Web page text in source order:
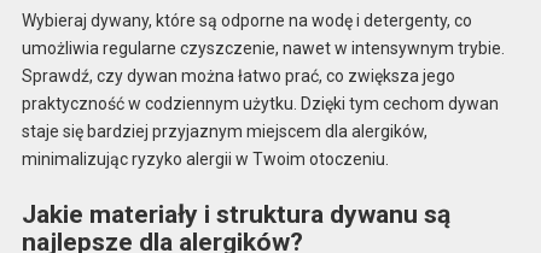
Wybieraj dywany, które są odporne na wodę i detergenty, co
umożliwia regularne czyszczenie, nawet w intensywnym trybie.
Sprawdź, czy dywan można łatwo prać, co zwiększa jego
praktyczność w codziennym użytku. Dzięki tym cechom dywan
staje się bardziej przyjaznym miejscem dla alergików,
minimalizując ryzyko alergii w Twoim otoczeniu.
Jakie materiały i struktura dywanu są
najlepsze dla alergików?